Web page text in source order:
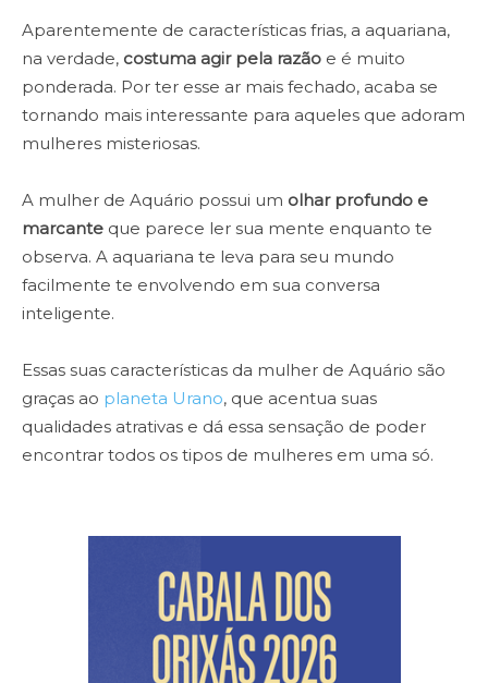
Aparentemente de características frias, a aquariana,
na verdade, costuma agir pela razão e é muito
ponderada. Por ter esse ar mais fechado, acaba se
tornando mais interessante para aqueles que adoram
mulheres misteriosas.
A mulher de Aquário possui um olhar profundo e
marcante que parece ler sua mente enquanto te
observa. A aquariana te leva para seu mundo
facilmente te envolvendo em sua conversa
inteligente.
Essas suas características da mulher de Aquário são
graças ao planeta Urano, que acentua suas
qualidades atrativas e dá essa sensação de poder
encontrar todos os tipos de mulheres em uma só.